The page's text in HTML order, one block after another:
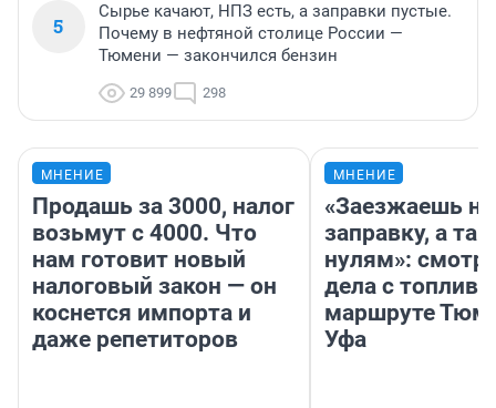
5
Сырье качают, НПЗ есть, а заправки пустые.
Почему в нефтяной столице России —
Тюмени — закончился бензин
29 899 298
МНЕНИЕ
Продашь за 3000, налог
возьмут с 4000. Что
нам готовит новый
налоговый закон — он
коснется импорта и
даже репетиторов
МНЕНИЕ
«Заезжаешь на
заправку, а
нулям»:
дела с
маршруте
Уфа